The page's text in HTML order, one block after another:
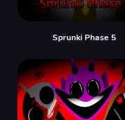
Sprunki Phase 5